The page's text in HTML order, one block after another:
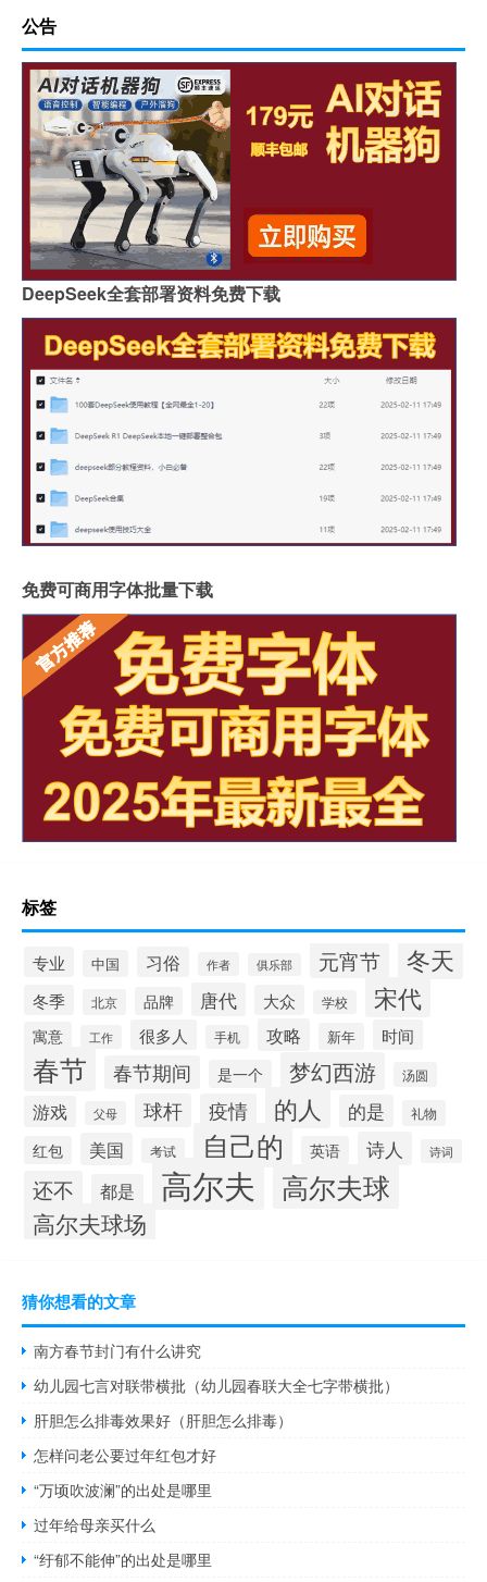
公告
DeepSeek全套部署资料免费下载
免费可商用字体批量下载
标签
专业 中国 习俗 作者 俱乐部 元宵节 冬天
冬季 北京 品牌 唐代 大众 学校 宋代
寓意 工作 很多人 手机 攻略 新年 时间
春节 春节期间 是一个 梦幻西游 汤圆
游戏 父母 球杆 疫情 的人 的是 礼物
红包 美国 考试 自己的 英语 诗人 诗词
还不 都是 高尔夫 高尔夫球
高尔夫球场
猜你想看的文章
南方春节封门有什么讲究
幼儿园七言对联带横批（幼儿园春联大全七字带横批）
肝胆怎么排毒效果好（肝胆怎么排毒）
怎样问老公要过年红包才好
“万顷吹波澜”的出处是哪里
过年给母亲买什么
“纡郁不能伸”的出处是哪里